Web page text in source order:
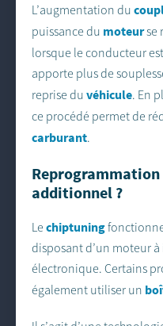
L’augmentation du
puissance du moteurse
lorsque le conducteur
apporte plus de
reprise du véhicule. En
ce procédé permet de
carburant.
additionnel ?
Le chiptuning
disposant d’un moteur
électronique. Certains
également utiliser un